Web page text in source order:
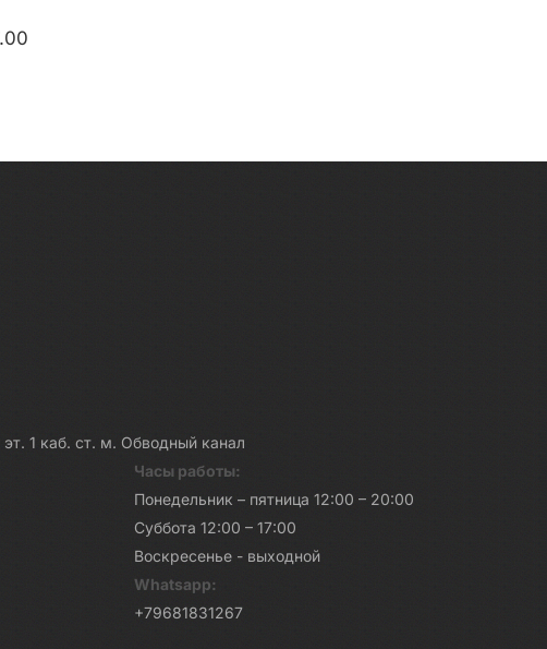
1 каб. ст. м. Обводный канал
Часы работы:
Понедельник – пятница 12:00 – 20:00
Суббота 12:00 – 17:00
Воскресенье - выходной
Whatsapp:
+79681831267